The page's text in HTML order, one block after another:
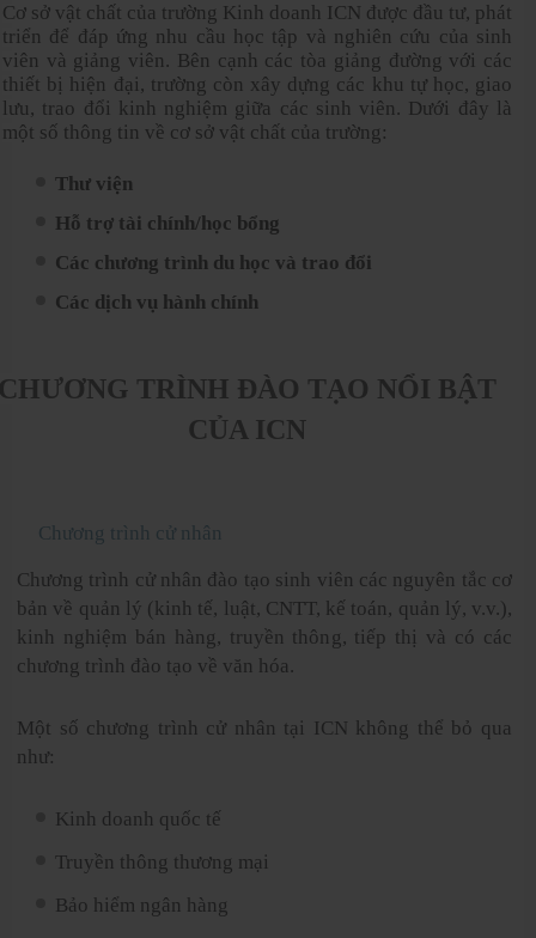
Cơ sở vật chất của trường Kinh doanh ICN được đầu tư, phát
triển để đáp ứng nhu cầu học tập và nghiên cứu của sinh
viên và giảng viên. Bên cạnh các tòa giảng đường với các
thiết bị hiện đại, trường còn xây dựng các khu tự học, giao
lưu, trao đổi kinh nghiệm giữa các sinh viên. Dưới đây là
một số thông tin về cơ sở vật chất của trường:
Thư viện
Hỗ trợ tài chính/học bổng
Các chương trình du học và trao đổi
Các dịch vụ hành chính
TRÌNH ĐÀO TẠO NỔI BẬT
CỦA ICN
Chương trình cử nhân
Chương trình cử nhân đào tạo sinh viên các nguyên tắc cơ
bản về quản lý (kinh tế, luật, CNTT, kế toán, quản lý, v.v.),
kinh nghiệm bán hàng, truyền thông, tiếp thị và có các
chương trình đào tạo về văn hóa.
Một số chương trình cử nhân tại ICN không thể bỏ qua
như:
Kinh doanh quốc tế
Truyền thông thương mại
Bảo hiểm ngân hàng